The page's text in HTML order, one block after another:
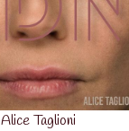
Alice Taglioni